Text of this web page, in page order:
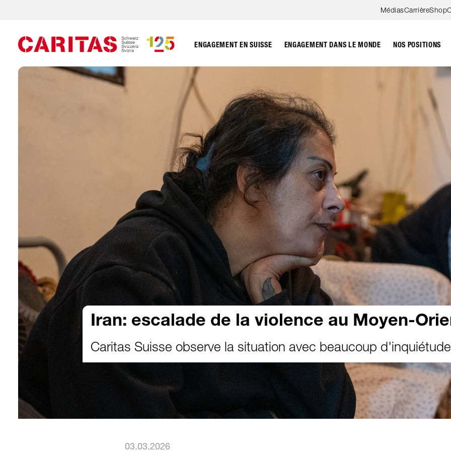
Aller au contenu
MédiasCarrièreShop
ENGAGEMENT EN SUISSE ENGAGEMENT DANS LE MONDE NOS POSITIONS
Iran: escalade de la violence au Moyen-
Caritas Suisse observe la situation avec beaucoup d'inquiétude
03.03.2026